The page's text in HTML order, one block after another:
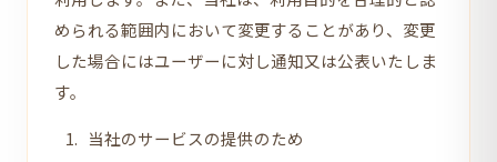
められる範囲内において変更することがあり、変更
した場合にはユーザーに対し通知又は公表いたしま
す。
当社のサービスの提供のため